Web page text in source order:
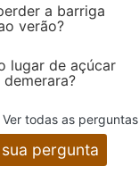
a barriga
verão?
lugar de açúcar
Ver todas as perguntas
pergunta